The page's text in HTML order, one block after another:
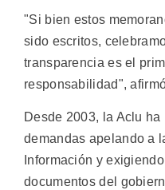
"Si bien estos
sido escritos,
transparencia es el
responsabilidad",
Desde 2003, la Aclu
demandas apelando a
Información y
documentos del